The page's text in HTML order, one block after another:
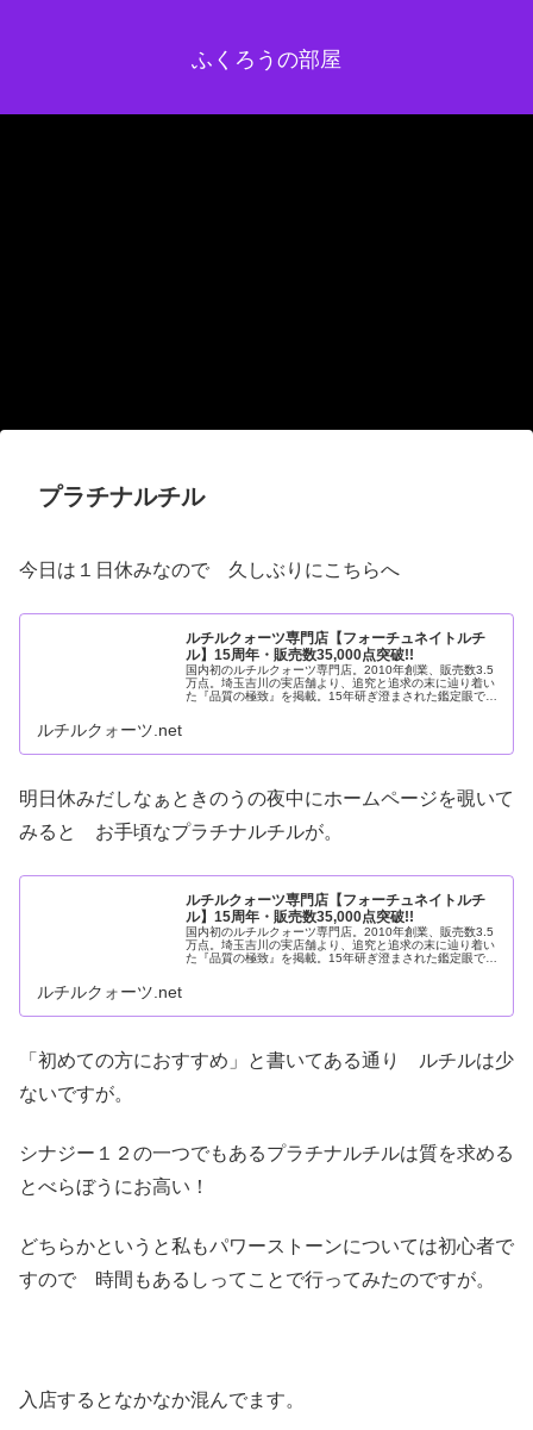
ふくろうの部屋
プラチナルチル
今日は１日休みなので 久しぶりにこちらへ
ルチルクォーツ専門店【フォーチュネイトルチ
ル】15周年・販売数35,000点突破!!
国内初のルチルクォーツ専門店。2010年創業、販売数3.5
万点。埼玉吉川の実店舗より、追究と追求の末に辿り着い
た『品質の極致』を掲載。15年研ぎ澄まされた鑑定眼で一
ルチルクォーツ.net
明日休みだしなぁときのうの夜中にホームページを覗いて
みると お手頃なプラチナルチルが。
ルチルクォーツ専門店【フォーチュネイトルチ
ル】15周年・販売数35,000点突破!!
国内初のルチルクォーツ専門店。2010年創業、販売数3.5
万点。埼玉吉川の実店舗より、追究と追求の末に辿り着い
た『品質の極致』を掲載。15年研ぎ澄まされた鑑定眼で一
ルチルクォーツ.net
「初めての方におすすめ」と書いてある通り ルチルは少
ないですが。
シナジー１２の一つでもあるプラチナルチルは質を求める
とべらぼうにお高い！
どちらかというと私もパワーストーンについては初心者で
すので 時間もあるしってことで行ってみたのですが。
入店するとなかなか混んでます。